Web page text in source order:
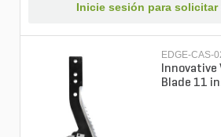
Inicie sesión para
EDGE-CAS-
Blade 11